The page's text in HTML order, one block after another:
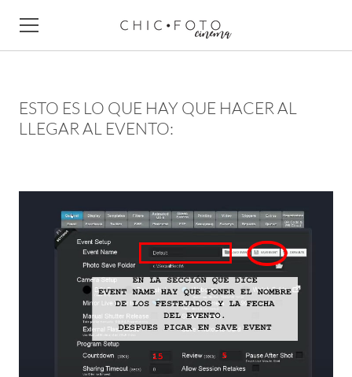
ESTO ES LO QUE HAY QUE HACER AL
LLEGAR AL EVENTO:
NUESTRO EQUIPO
EMPRESAS
CONTACTO